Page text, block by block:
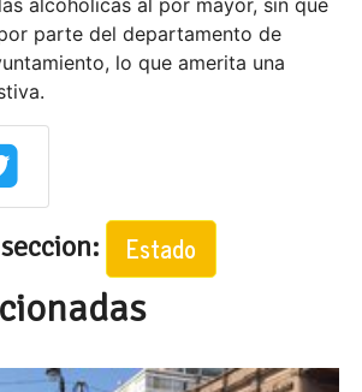
parte del departamento de
lo que amerita una
Estado